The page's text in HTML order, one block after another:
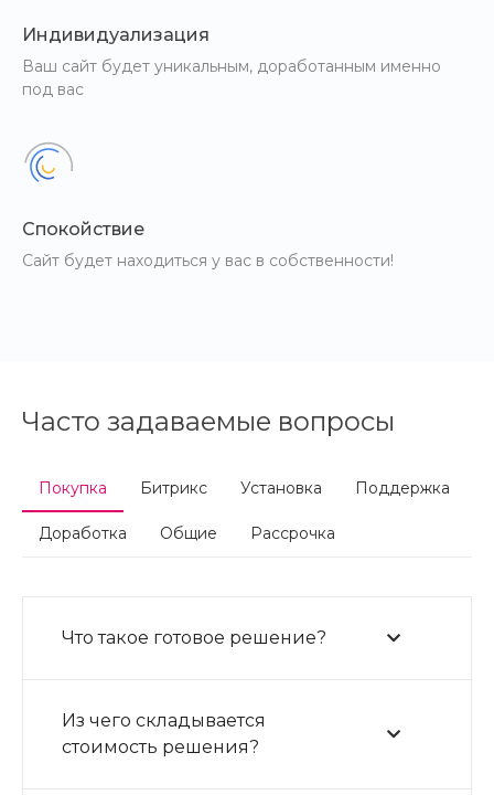
Индивидуализация
Ваш сайт будет уникальным, доработанным именно
под вас
Спокойствие
Сайт будет находиться у вас в собственности!
Часто задаваемые вопросы
Покупка Битрикс Установка Поддержка
Доработка Общие Рассрочка
Что такое готовое решение?
Из чего складывается
стоимость решения?